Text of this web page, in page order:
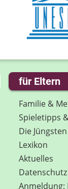
für Eltern
Familie &
Spieletipps
Die
Lexikon
Aktuelles
Datenschutz